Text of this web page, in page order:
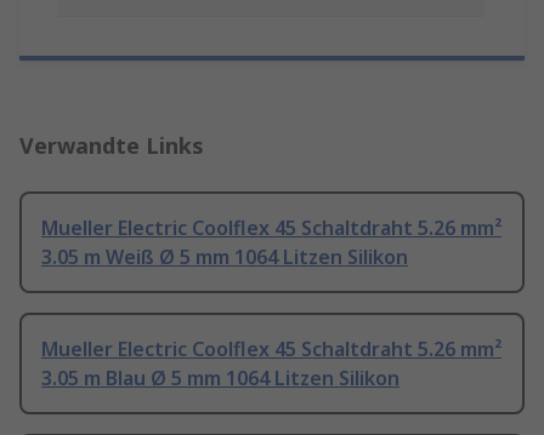
Verwandte Links
Mueller Electric Coolflex 45 Schaltdraht 5.26 mm²
3.05 m Weiß Ø 5 mm 1064 Litzen Silikon
Mueller Electric Coolflex 45 Schaltdraht 5.26 mm²
3.05 m Blau Ø 5 mm 1064 Litzen Silikon